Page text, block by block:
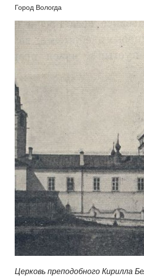
Город Вологда
Церковь преподобного Кирилла